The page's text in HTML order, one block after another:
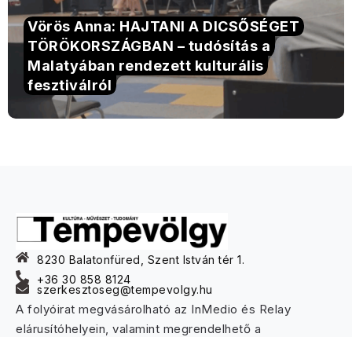
Vörös Anna: HAJTANI A DICSŐSÉGET
TÖRÖKORSZÁGBAN – tudósítás a
Malatyában rendezett kulturális
fesztiválról
8230 Balatonfüred, Szent István tér 1.
+36 30 858 8124
szerkesztoseg@tempevolgy.hu
A folyóirat megvásárolható az InMedio és Relay
elárusítóhelyein, valamint megrendelhető a